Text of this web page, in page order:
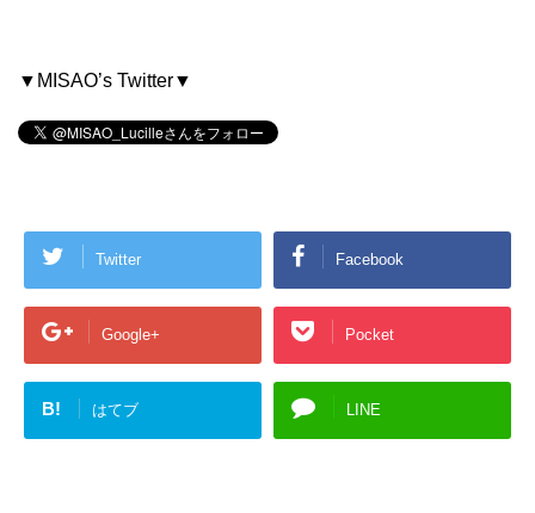
▼MISAO’s Twitter▼
Twitter Facebook
Google+ Pocket
B! はてブ LINE